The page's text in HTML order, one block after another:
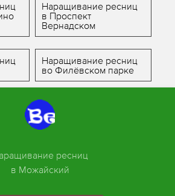
Наращивание ресниц
в Проспект
Вернадском
Наращивание ресниц
во Филёвском парке
ресниц
в Можайский